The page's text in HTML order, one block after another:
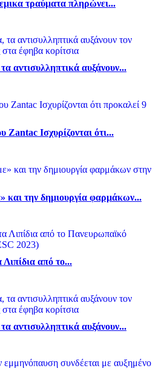
τραύματα πληρώνει...
αντισυλληπτικά αυξάνουν...
Zantac Ισχυρίζονται ότι...
και την δημιουργία φαρμάκων...
από το...
αντισυλληπτικά αυξάνουν...